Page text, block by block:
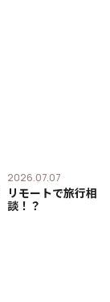
2026.07.07
リモートで旅行相
談！？